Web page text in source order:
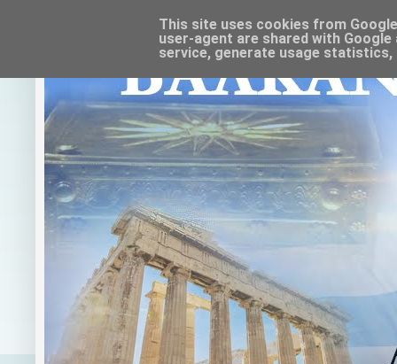
This site uses cookies from
user-agent are shared with
service, generate usage statistics,